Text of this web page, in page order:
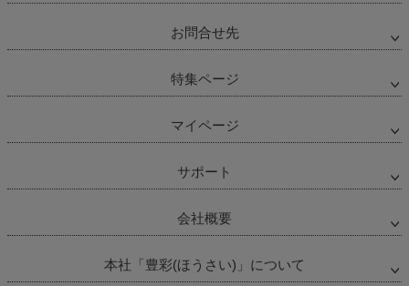
お問合せ先
特集ページ
マイページ
サポート
会社概要
本社「豊彩(ほうさい)」について